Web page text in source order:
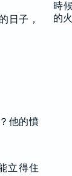
日子，
他的憤
立得住
時
的